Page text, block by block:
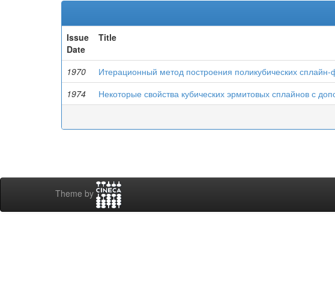
Issue
Date
Title
1970 Итерационный метод построения поликубических сплайн-
1974
Некоторые свойства кубических эрмитовых сплайнов с
Theme by